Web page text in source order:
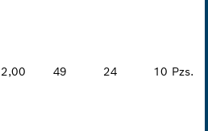
2,00 49 24 10 Pzs.